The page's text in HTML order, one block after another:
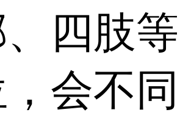
四肢等
会不同